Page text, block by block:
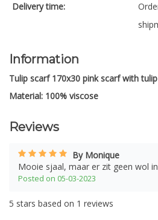
Delivery time:
Information
Tulip scarf 170x30 pink scarf with tulip
Material: 100% viscose
Reviews
By Monique
Mooie sjaal, maar er zit geen wol
Posted on 05-03-2023
5 stars based on 1 reviews